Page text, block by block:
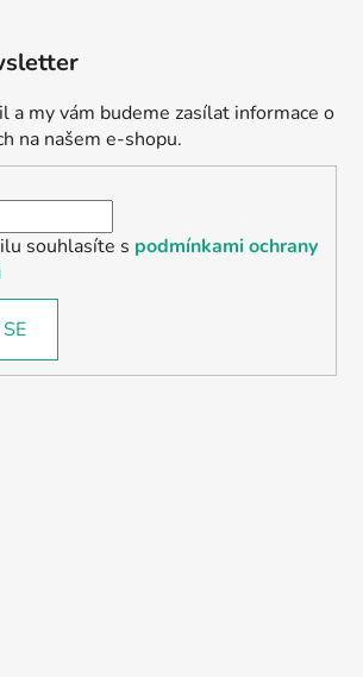
a my vám budeme zasílat informace o
na našem e-shopu.
souhlasíte s podmínkami ochrany